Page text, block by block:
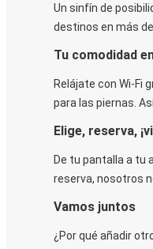
Un sinfín de
destinos en más
Tu comodidad
Relájate con Wi-Fi
para las piernas.
Elige, reserva,
De tu pantalla a tu
reserva, nosotros
Vamos juntos
¿Por qué añadir